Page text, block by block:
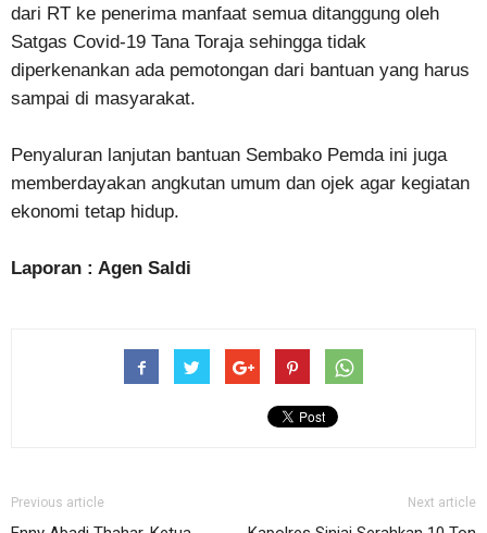
dari RT ke penerima manfaat semua ditanggung oleh
Satgas Covid-19 Tana Toraja sehingga tidak
diperkenankan ada pemotongan dari bantuan yang harus
sampai di masyarakat.
Penyaluran lanjutan bantuan Sembako Pemda ini juga
memberdayakan angkutan umum dan ojek agar kegiatan
ekonomi tetap hidup.
Laporan : Agen Saldi
Previous article Next article